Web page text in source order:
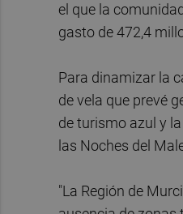
el que la
gasto de 472,4
Para dinamizar la
de vela que prevé
de turismo azul y
las Noches del
"La Región de